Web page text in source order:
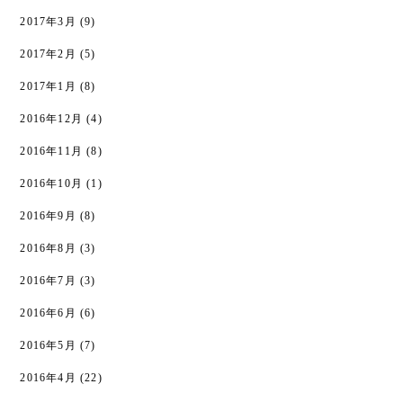
2017年3月 (9)
2017年2月 (5)
2017年1月 (8)
2016年12月 (4)
2016年11月 (8)
2016年10月 (1)
2016年9月 (8)
2016年8月 (3)
2016年7月 (3)
2016年6月 (6)
2016年5月 (7)
2016年4月 (22)